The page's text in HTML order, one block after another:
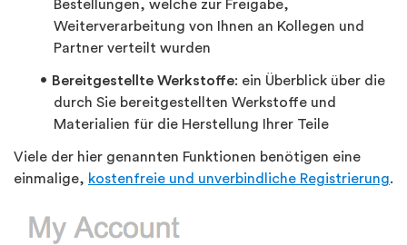
Bestellungen, welche zur Freigabe,
Weiterverarbeitung von Ihnen an Kollegen und
Partner verteilt wurden
Bereitgestellte Werkstoffe: ein Überblick über die
durch Sie bereitgestellten Werkstoffe und
Materialien für die Herstellung Ihrer Teile
Viele der hier genannten Funktionen benötigen eine
einmalige, kostenfreie und unverbindliche Registrierung.